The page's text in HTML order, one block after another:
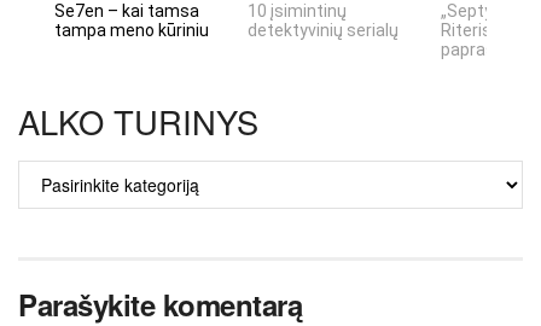
Se7en – kai tamsa
tampa meno kūriniu
10 įsimintinų
detektyvinių serialų
„Septynių
Riteris" – kai
ALKO TURINYS
TURINYS
Parašykite komentarą